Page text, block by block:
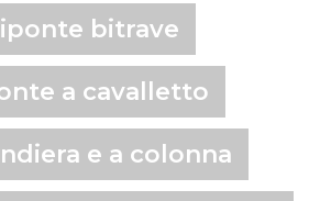
bitrave
a cavalletto
e a colonna